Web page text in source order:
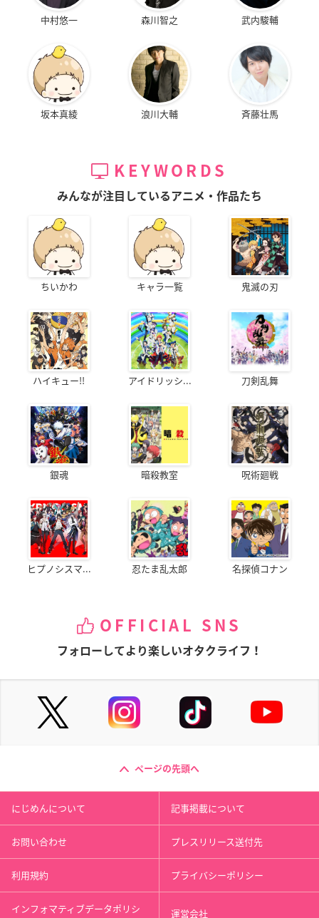
中村悠一 森川智之 武内駿輔
坂本真綾 浪川大輔 斉藤壮馬
KEYWORDS
みんなが注目しているアニメ・作品たち
ちいかわ キャラ一覧 鬼滅の刃
ハイキュー!! アイドリッシ... 刀剣乱舞
銀魂 暗殺教室 呪術廻戦
ヒプノシスマ... 忍たま乱太郎 名探偵コナン
OFFICIAL SNS
フォローしてより楽しいオタクライフ！
ページの先頭へ
にじめんについて 記事掲載について
お問い合わせ プレスリリース送付先
利用規約 プライバシーポリシー
インフォマティブデータポリシ 運営会社